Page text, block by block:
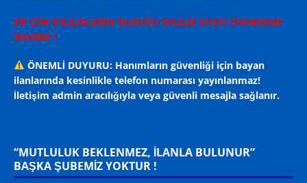
EN ÇOK EVLİLİKLERİN OLDUĞU EVLİLİK SİTESİ ÜNVANINA
SAHİBİZ !
ÖNEMLİ DUYURU: Hanımların güvenliği için bayan
ilanlarında kesinlikle telefon numarası yayınlanmaz!
İletişim admin aracılığıyla veya güvenli mesajla sağlanır.
“MUTLULUK BEKLENMEZ, ILANLA BULUNUR”
BAŞKA ŞUBEMİZ YOKTUR !